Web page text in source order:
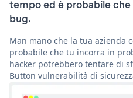
tempo ed è probabile
bug.
Man mano che la tua azienda
probabile che tu incorra in
hacker potrebbero tentare di
Button vulnerabilità di